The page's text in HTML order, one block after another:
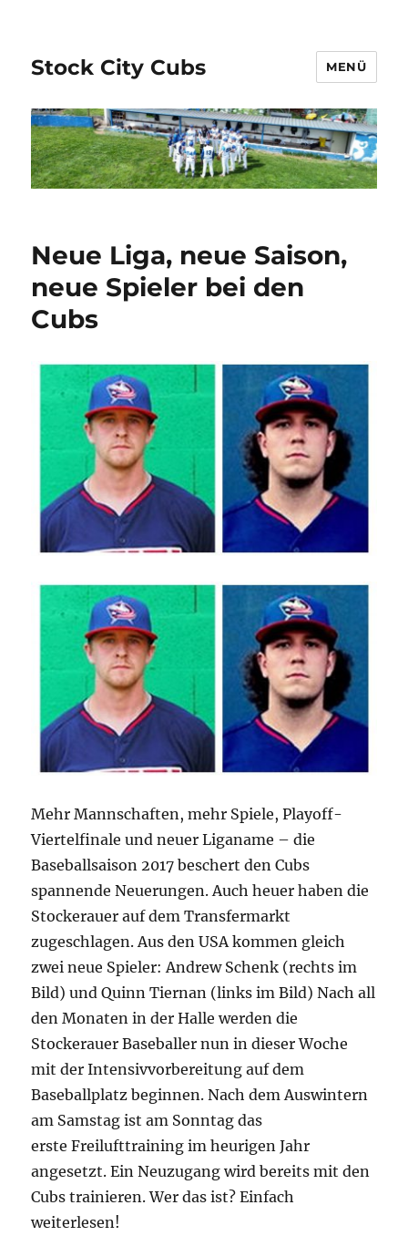
Stock City Cubs MENÜ
Neue Liga, neue Saison,
neue Spieler bei den
Cubs
Mehr Mannschaften, mehr Spiele, Playoff-
Viertelfinale und neuer Liganame – die
Baseballsaison 2017 beschert den Cubs
spannende Neuerungen. Auch heuer haben die
Stockerauer auf dem Transfermarkt
zugeschlagen. Aus den USA kommen gleich
zwei neue Spieler: Andrew Schenk (rechts im
Bild) und Quinn Tiernan (links im Bild) Nach all
den Monaten in der Halle werden die
Stockerauer Baseballer nun in dieser Woche
mit der Intensivvorbereitung auf dem
Baseballplatz beginnen. Nach dem Auswintern
am Samstag ist am Sonntag das
erste Freilufttraining im heurigen Jahr
angesetzt. Ein Neuzugang wird bereits mit den
Cubs trainieren. Wer das ist? Einfach
weiterlesen!